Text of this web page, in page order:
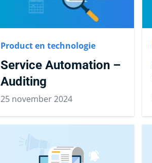
Product en technologie
Service Automation –
Auditing
25 november 2024